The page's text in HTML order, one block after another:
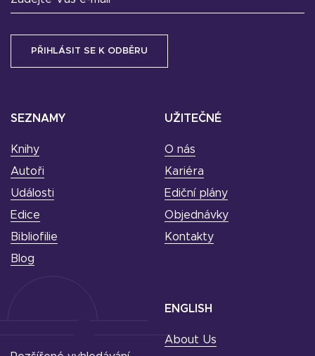
SEZNAMY
Knihy
Autoři
Události
Edice
Bibliofilie
Blog
UŽITEČNÉ
O nás
Kariéra
Ediční plány
Objednávky
Kontakty
ENGLISH
About Us